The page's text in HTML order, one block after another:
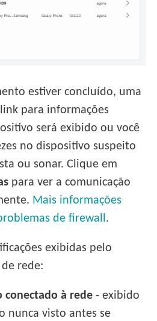
estiver concluído, uma
para informações
será exibido ou você
no dispositivo suspeito
ou sonar. Clique em
para ver a comunicação
Mais informações
de firewall.
exibidas pelo
rede:
conectado à rede- exibido
nunca visto antes se